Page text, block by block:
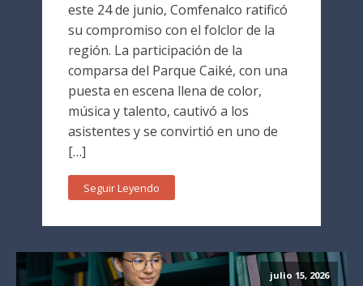
este 24 de junio, Comfenalco ratificó
su compromiso con el folclor de la
región. La participación de la
comparsa del Parque Caiké, con una
puesta en escena llena de color,
música y talento, cautivó a los
asistentes y se convirtió en uno de
[…]
Seguir Leyendo
julio 15, 2026